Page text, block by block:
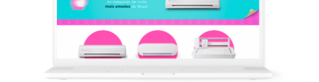
Léia Pastori